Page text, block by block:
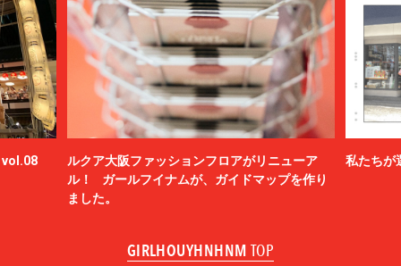
vol.08
ルクア大阪ファッションフロアがリニューア
ル！ ガールフイナムが、ガイドマップを作り
ました。
私たちが
GIRLHOUYHNHNM TOP